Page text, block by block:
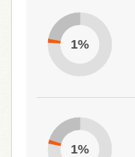
1%
1%